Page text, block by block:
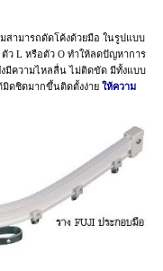
สามารถดัดโค้งด้วยมือ ในรูปแบบ
ว L หรือตัว O ทำให้ลดปัญหาการ
มีความไหลลื่น ไม่ติดขัด มีทั้งแบบ
มิดชิดมากขึ้นติดตั้งง่าย ให้ความ